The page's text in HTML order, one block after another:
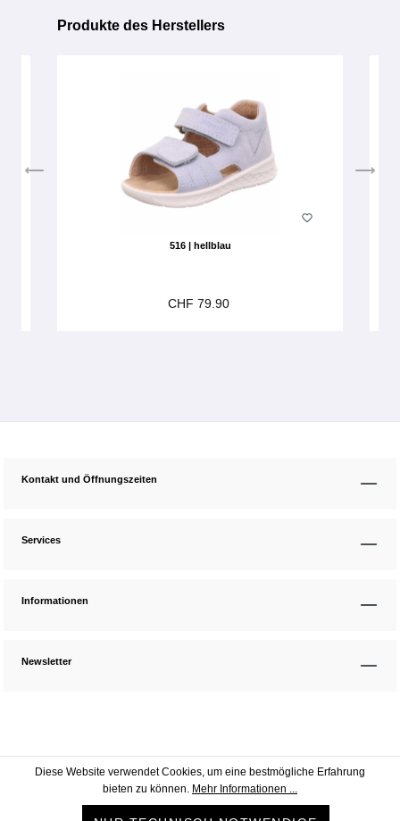
Produktgalerie überspringen
Produkte des Herstellers
516 | hellblau
CHF 79.90
Kontakt und Öffnungszeiten
Services
Informationen
Newsletter
Diese Website verwendet Cookies, um eine bestmögliche Erfahrung
bieten zu können. Mehr Informationen ...